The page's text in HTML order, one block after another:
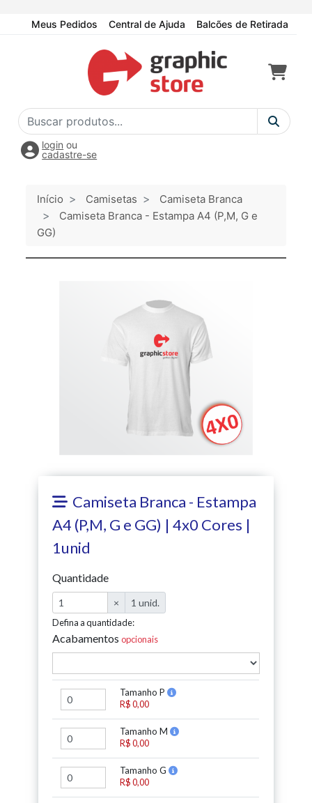
Meus Pedidos Central de Ajuda Balcões de Retirada
login ou
cadastre-se
Início Camisetas
Camiseta Branca
Camiseta Branca - Estampa A4 (P,M, G e
GG)
Camiseta Branca - Estampa
A4 (P,M, G e GG) | 4x0 Cores |
1unid
Quantidade
× 1 unid.
Defina a quantidade:
Acabamentosopcionais
Tamanho P
R$ 0,00
Tamanho M
R$ 0,00
Tamanho G
R$ 0,00